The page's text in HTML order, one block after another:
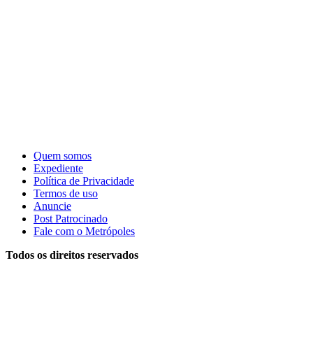
Quem somos
Expediente
Política de Privacidade
Termos de uso
Anuncie
Post Patrocinado
Fale com o Metrópoles
Todos os direitos reservados